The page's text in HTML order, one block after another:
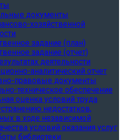
документы
хозяйственной
задание (план)
задание (отчет)
деятельности
аналитический отчет
правовые документы
техническое обеспечение
оценка условий труда
недостатков,
в ходе независимой
условий оказания услуг
библиотеки